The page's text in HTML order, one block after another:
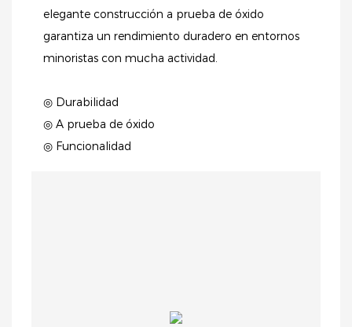
elegante construcción a prueba de óxido
garantiza un rendimiento duradero en entornos
minoristas con mucha actividad.
◎ Durabilidad
◎ A prueba de óxido
◎ Funcionalidad